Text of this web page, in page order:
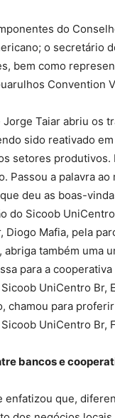
do
o secretário
bem como
Convention
Jorge Taiar abriu os
sido reativado
setores produtivos.
Passou a palavra
deu as boas-
do Sicoob
Diogo Mafia, pela
abriga também uma
para a
UniCentro Br,
chamou para
UniCentro Br,
bancos e
enfatizou que,